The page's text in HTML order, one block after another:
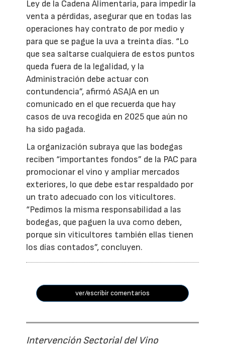
Ley de la Cadena Alimentaria, para impedir la
venta a pérdidas, asegurar que en todas las
operaciones hay contrato de por medio y
para que se pague la uva a treinta días. “Lo
que sea saltarse cualquiera de estos puntos
queda fuera de la legalidad, y la
Administración debe actuar con
contundencia”, afirmó ASAJA en un
comunicado en el que recuerda que hay
casos de uva recogida en 2025 que aún no
ha sido pagada.
La organización subraya que las bodegas
reciben “importantes fondos” de la PAC para
promocionar el vino y ampliar mercados
exteriores, lo que debe estar respaldado por
un trato adecuado con los viticultores.
“Pedimos la misma responsabilidad a las
bodegas, que paguen la uva como deben,
porque sin viticultores también ellas tienen
los días contados”, concluyen.
ver/escribir comentarios
Intervención Sectorial del Vino